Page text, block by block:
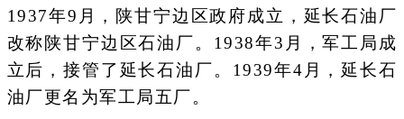
1937年9月，陕甘宁边区政府成立，延长石油厂
改称陕甘宁边区石油厂。1938年3月，军工局成
立后，接管了延长石油厂。1939年4月，延长石
油厂更名为军工局五厂。